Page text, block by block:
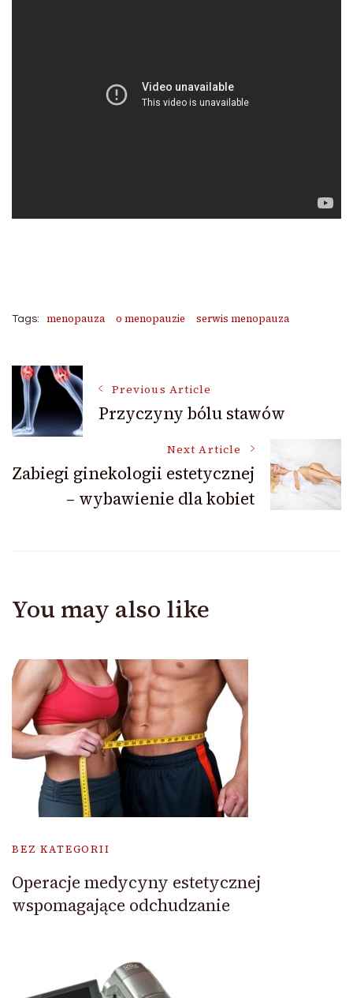
Tags: menopauza o menopauzie serwis menopauza
Post
Navigation
Previous Article
Przyczyny bólu stawów
Next Article
Zabiegi ginekologii estetycznej
– wybawienie dla kobiet
You may also like
BEZ KATEGORII
Operacje medycyny estetycznej
wspomagające odchudzanie